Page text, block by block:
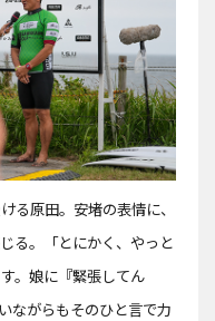
る原田。安堵の表情に、
る。「とにかく、やっと
。娘に『緊張してん
ながらもそのひと言で力